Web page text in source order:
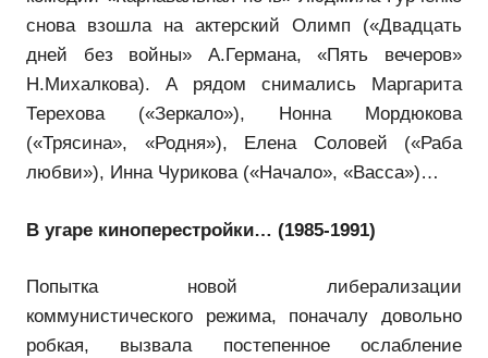
снова взошла на актерский Олимп («Двадцать
дней без войны» А.Германа, «Пять вечеров»
Н.Михалкова). А рядом снимались Маргарита
Терехова («Зеркало»), Нонна Мордюкова
(«Трясина», «Родня»), Елена Соловей («Раба
любви»), Инна Чурикова («Начало», «Васса»)…
В угаре киноперестройки… (1985-1991)
Попытка новой либерализации
коммунистического режима, поначалу довольно
робкая, вызвала постепенное ослабление